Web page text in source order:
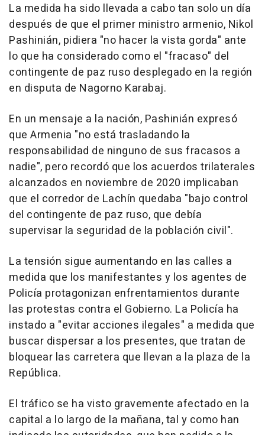
La medida ha sido llevada a cabo tan solo un día
después de que el primer ministro armenio, Nikol
Pashinián, pidiera "no hacer la vista gorda" ante
lo que ha considerado como el "fracaso" del
contingente de paz ruso desplegado en la región
en disputa de Nagorno Karabaj.
En un mensaje a la nación, Pashinián expresó
que Armenia "no está trasladando la
responsabilidad de ninguno de sus fracasos a
nadie", pero recordó que los acuerdos trilaterales
alcanzados en noviembre de 2020 implicaban
que el corredor de Lachín quedaba "bajo control
del contingente de paz ruso, que debía
supervisar la seguridad de la población civil".
La tensión sigue aumentando en las calles a
medida que los manifestantes y los agentes de
Policía protagonizan enfrentamientos durante
las protestas contra el Gobierno. La Policía ha
instado a "evitar acciones ilegales" a medida que
buscar dispersar a los presentes, que tratan de
bloquear las carretera que llevan a la plaza de la
República.
El tráfico se ha visto gravemente afectado en la
capital a lo largo de la mañana, tal y como han